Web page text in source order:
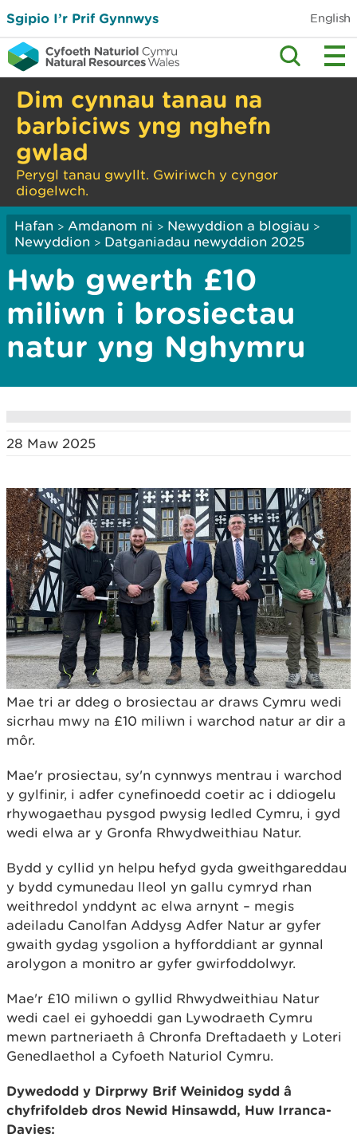
Sgipio I’r Prif Gynnwys English
Dim cynnau tanau na
barbiciws yng nghefn
gwlad
Perygl tanau gwyllt. Gwiriwch y cyngor
diogelwch.
Hafan > Amdanom ni > Newyddion a blogiau >
Newyddion > Datganiadau newyddion 2025
Hwb gwerth £10
miliwn i brosiectau
natur yng Nghymru
28 Maw 2025
Mae tri ar ddeg o brosiectau ar draws Cymru wedi
sicrhau mwy na £10 miliwn i warchod natur ar dir a
môr.
Mae'r prosiectau, sy'n cynnwys mentrau i warchod
y gylfinir, i adfer cynefinoedd coetir ac i ddiogelu
rhywogaethau pysgod pwysig ledled Cymru, i gyd
wedi elwa ar y Gronfa Rhwydweithiau Natur.
Bydd y cyllid yn helpu hefyd gyda gweithgareddau
y bydd cymunedau lleol yn gallu cymryd rhan
weithredol ynddynt ac elwa arnynt – megis
adeiladu Canolfan Addysg Adfer Natur ar gyfer
gwaith gydag ysgolion a hyfforddiant ar gynnal
arolygon a monitro ar gyfer gwirfoddolwyr.
Mae'r £10 miliwn o gyllid Rhwydweithiau Natur
wedi cael ei gyhoeddi gan Lywodraeth Cymru
mewn partneriaeth â Chronfa Dreftadaeth y Loteri
Genedlaethol a Cyfoeth Naturiol Cymru.
Dywedodd y Dirprwy Brif Weinidog sydd â
chyfrifoldeb dros Newid Hinsawdd, Huw Irranca-
Davies: